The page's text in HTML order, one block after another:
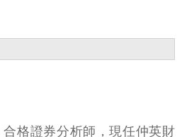
格證券分析師，現任仲英財